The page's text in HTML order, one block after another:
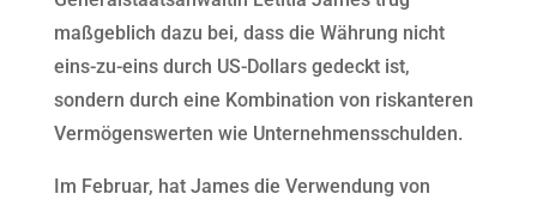
maßgeblich dazu bei, dass die Währung nicht
eins-zu-eins durch US-Dollars gedeckt ist,
sondern durch eine Kombination von riskanteren
Vermögenswerten wie Unternehmensschulden.
Im Februar, hat James die Verwendung von